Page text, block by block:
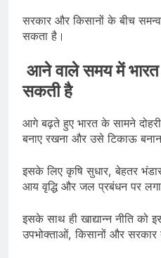
सरकार और किसानों के बीच
सकता है।
आने वाले समय में भारत
सकती है
आगे बढ़ते हुए भारत के सामने दोहरी
बनाए रखना और उसे टिकाऊ
इसके लिए कृषि सुधार, बेहतर
आय वृद्धि और जल प्रबंधन पर
इसके साथ ही खाद्यान्न नीति को
उपभोक्ताओं, किसानों और सरकार